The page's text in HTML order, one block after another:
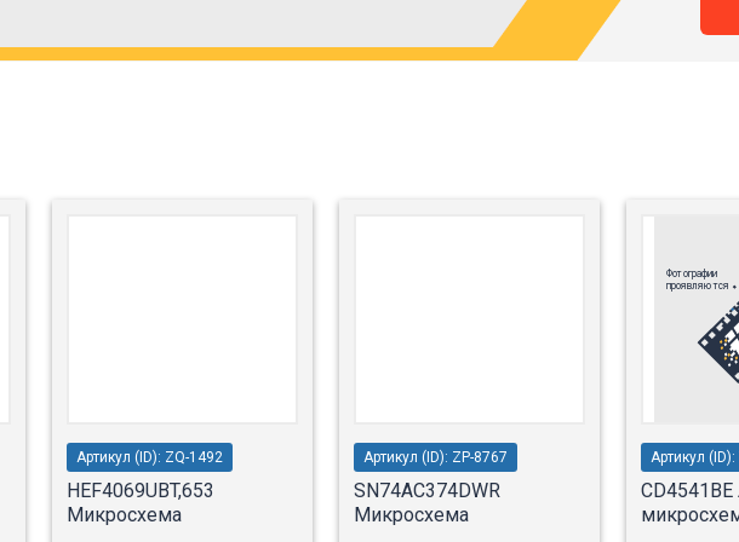
Артикул (ID): ZQ-1492
HEF4069UBT,653
Микросхема
Артикул (ID): ZP-8767
SN74AC374DWR
Микросхема
Артикул (ID):